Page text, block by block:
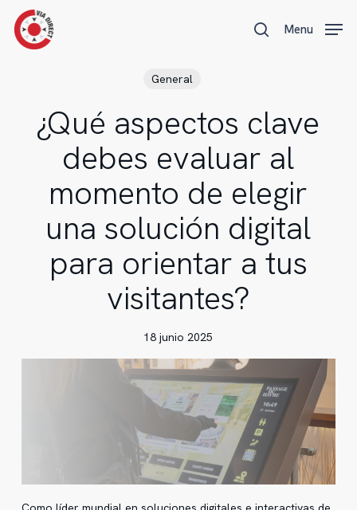
main
search
Menu
General
¿Qué aspectos clave
debes evaluar al
momento de elegir
una solución digital
para orientar a tus
visitantes?
18 junio 2025